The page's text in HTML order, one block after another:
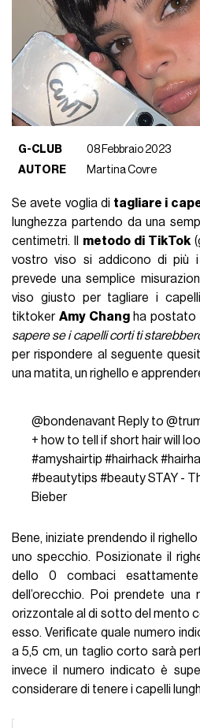
G-CLUB
08 Febbraio 2023
AUTORE
Martina Covre
Se avete voglia di tagliare i
lunghezza partendo da una
centimetri. Il metodo di TikTok
vostro viso si addicono di più i
prevede una semplice
viso giusto per tagliare i
tiktoker Amy Changha postato
sapere se i capelli corti ti
per rispondere al seguente
una matita, un righello e
@bondenavant Reply to
+ how to tell if short hair will
#amyshairtip #hairhack
#beautytips #beautySTAY -
Bieber
Bene, iniziate prendendo il
uno specchio. Posizionate il
dello 0 combaci
dell’orecchio. Poi prendete
orizzontale al di sotto del mento
esso. Verificate quale numero
a 5,5 cm, un taglio corto sarà
invece il numero indicato è
considerare di tenere i capelli